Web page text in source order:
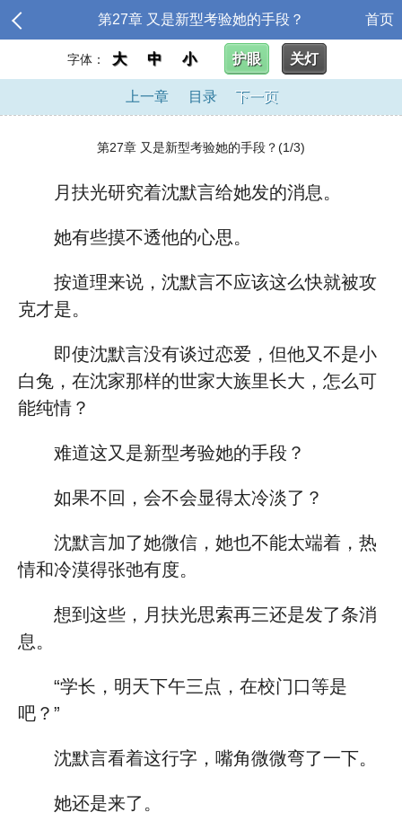
第27章 又是新型考验她的手段？ 首页
字体： 大 中 小 护眼 关灯
上一章 目录 下一页
第27章 又是新型考验她的手段？(1/3)
月扶光研究着沈默言给她发的消息。
她有些摸不透他的心思。
按道理来说，沈默言不应该这么快就被攻
克才是。
即使沈默言没有谈过恋爱，但他又不是小
白兔，在沈家那样的世家大族里长大，怎么可
能纯情？
难道这又是新型考验她的手段？
如果不回，会不会显得太冷淡了？
沈默言加了她微信，她也不能太端着，热
情和冷漠得张弛有度。
想到这些，月扶光思索再三还是发了条消
息。
“学长，明天下午三点，在校门口等是
吧？”
沈默言看着这行字，嘴角微微弯了一下。
她还是来了。